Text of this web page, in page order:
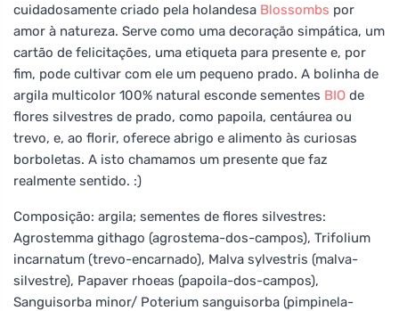
cuidadosamente criado pela holandesa Blossombs por
amor à natureza. Serve como uma decoração simpática, um
cartão de felicitações, uma etiqueta para presente e, por
fim, pode cultivar com ele um pequeno prado. A bolinha de
argila multicolor 100% natural esconde sementes BIO de
flores silvestres de prado, como papoila, centáurea ou
trevo, e, ao florir, oferece abrigo e alimento às curiosas
borboletas. A isto chamamos um presente que faz
realmente sentido. :)
Composição: argila; sementes de flores silvestres:
Agrostemma githago (agrostema-dos-campos), Trifolium
incarnatum (trevo-encarnado), Malva sylvestris (malva-
silvestre), Papaver rhoeas (papoila-dos-campos),
Sanguisorba minor/ Poterium sanguisorba (pimpinela-